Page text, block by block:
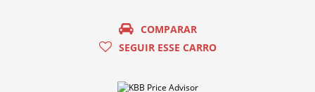
COMPARAR
SEGUIR ESSE CARRO